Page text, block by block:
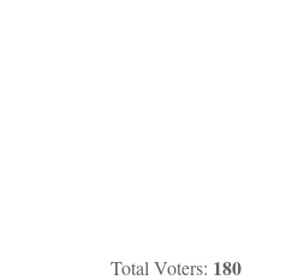
Total Voters: 180